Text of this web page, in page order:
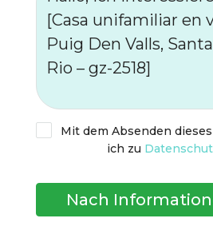
Mit dem Absenden
ich zu
Nach